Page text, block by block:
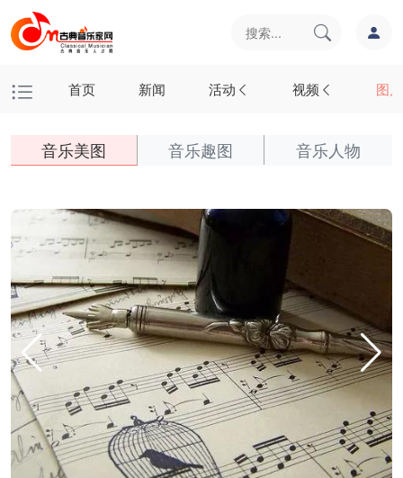
首页 新闻 活动 视频 图片
音乐美图 音乐趣图 音乐人物